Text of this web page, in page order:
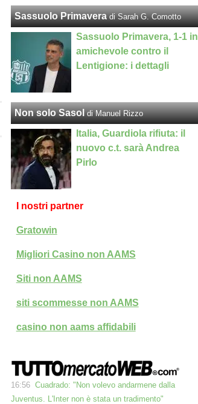
Sassuolo Primavera di Sarah G. Comotto
Sassuolo Primavera, 1-1 in
amichevole contro il
Lentigione: i dettagli
Non solo Sasol di Manuel Rizzo
Italia, Guardiola rifiuta: il
nuovo c.t. sarà Andrea
Pirlo
I nostri partner
Gratowin
Migliori Casino non AAMS
Siti non AAMS
siti scommesse non AAMS
casino non aams affidabili
16:56 Cuadrado: "Non volevo andarmene dalla
Juventus. L'Inter non è stata un tradimento"